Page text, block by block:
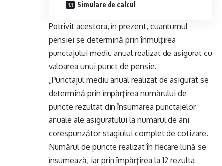
Simulare de calcul
Potrivit acestora, în prezent, cuantumul
pensiei se determină prin înmulţirea
punctajului mediu anual realizat de asigurat cu
valoarea unui punct de pensie.
„Punctajul mediu anual realizat de asigurat se
determină prin împărţirea numărului de
puncte rezultat din însumarea punctajelor
anuale ale asiguratului la numarul de ani
corespunzător stagiului complet de cotizare.
Numărul de puncte realizat în fiecare lună se
însumează, iar prin împărţirea la 12 rezulta